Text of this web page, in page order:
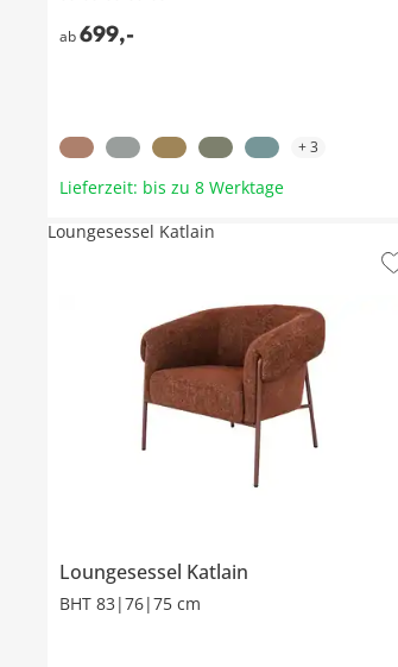
ab699,-
+3
Lieferzeit: bis zu 8 Werktage
Loungesessel Katlain
BHT 83|76|75 cm
Loungesessel Katlain